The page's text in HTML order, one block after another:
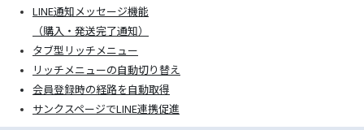
LINE通知メッセージ機能
（購入・発送完了通知）
タブ型リッチメニュー
リッチメニューの自動切り替え
会員登録時の経路を自動取得
サンクスページでLINE連携促進